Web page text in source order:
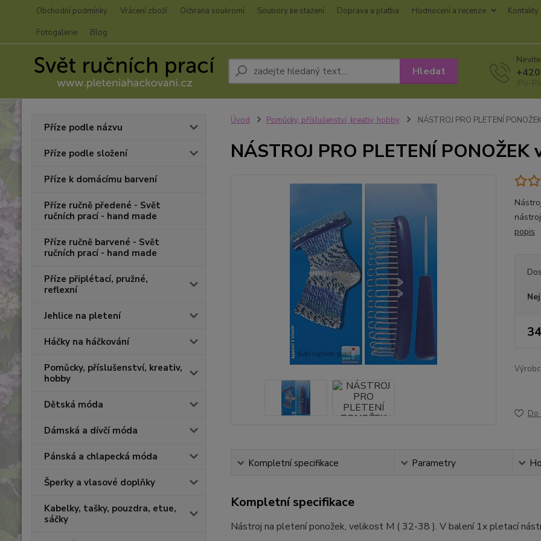
Obchodní podmínky Vrácení zboží Ochrana soukromí Soubory ke stažení Doprava a platba Hodnocení a recenze
Kontakty
Fotogalerie
Blog
Hledat
(Po-
Příze podle názvu
Příze podle složení
Příze k domácímu barvení
Příze ručně předené - Svět
ručních prací - hand made
Příze ručně barvené - Svět
ručních prací - hand made
Příze připlétací, pružné,
reflexní
Jehlice na pletení
Háčky na háčkování
Pomůcky, příslušenství, kreativ,
hobby
Dětská móda
Dámská a dívčí móda
Pánská a chlapecká móda
Šperky a vlasové doplňky
Kabelky, tašky, pouzdra, etue,
sáčky
Úvod Pomůcky, příslušenství, kreativ, hobby NÁSTROJ PRO PLETENÍ
NÁSTROJ PRO PLETENÍ
popis
Do
Kompletní specifikace Parametry
Kompletní specifikace
Nástroj na pletení ponožek, velikost M ( 32-38 ). V balení 1x pletací